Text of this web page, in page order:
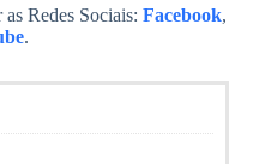
Redes Sociais: Facebook,
.